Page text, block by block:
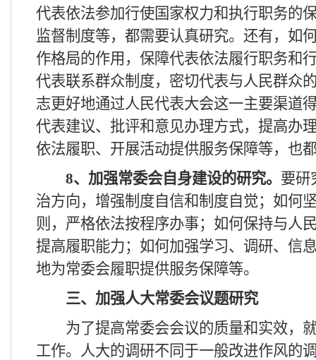
代表依法参加行使国家权力和执行职务的
监督制度等，都需要认真研究。还有，如
作格局的作用，保障代表依法履行职务和
代表联系群众制度，密切代表与人民群众
志更好地通过人民代表大会这一主要渠道
代表建议、批评和意见办理方式，提高办
依法履职、开展活动提供服务保障等，也
8、加强常委会自身建设的研究。 要研
治方向，增强制度自信和制度自觉；如何
则，严格依法按程序办事；如何保持与人
提高履职能力；如何加强学习、调研、信
地为常委会履职提供服务保障等。
三、加强人大常委会议题研究
为了提高常委会会议的质量和实效，
工作。人大的调研不同于一般改进作风的